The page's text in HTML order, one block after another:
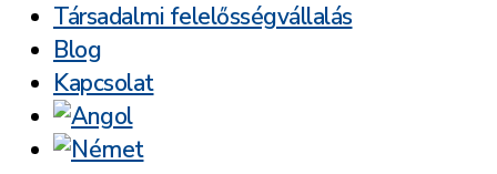
Társadalmi felelősségvállalás
Blog
Kapcsolat